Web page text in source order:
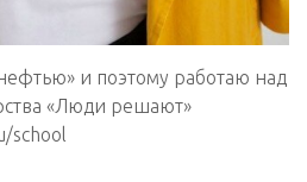
и поэтому работаю над
«Люди решают»
school